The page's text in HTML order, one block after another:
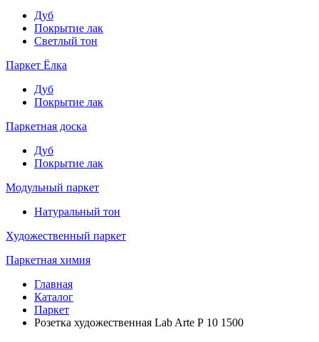
Дуб
Покрытие лак
Светлый тон
Паркет Ёлка
Дуб
Покрытие лак
Паркетная доска
Дуб
Покрытие лак
Модульный паркет
Натуральный тон
Художественный паркет
Паркетная химия
Главная
Каталог
Паркет
Розетка художественная Lab Arte Р 10 1500